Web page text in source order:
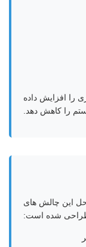
را افزایش داده
را کاهش دهد.
این چالش های